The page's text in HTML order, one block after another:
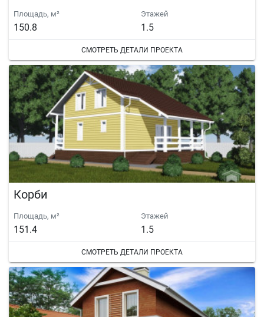
Площадь, м²
150.8
Этажей
1.5
СМОТРЕТЬ ДЕТАЛИ ПРОЕКТА
Корби
Площадь, м²
151.4
Этажей
1.5
СМОТРЕТЬ ДЕТАЛИ ПРОЕКТА